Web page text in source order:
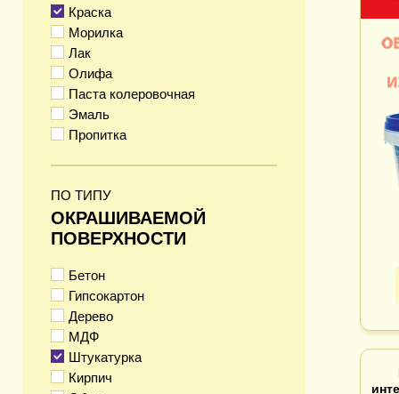
Краска
Морилка
Лак
Олифа
Паста колеровочная
Эмаль
Пропитка
ПО ТИПУ
ОКРАШИВАЕМОЙ
ПОВЕРХНОСТИ
Бетон
Гипсокартон
Дерево
МДФ
Штукатурка
Кирпич